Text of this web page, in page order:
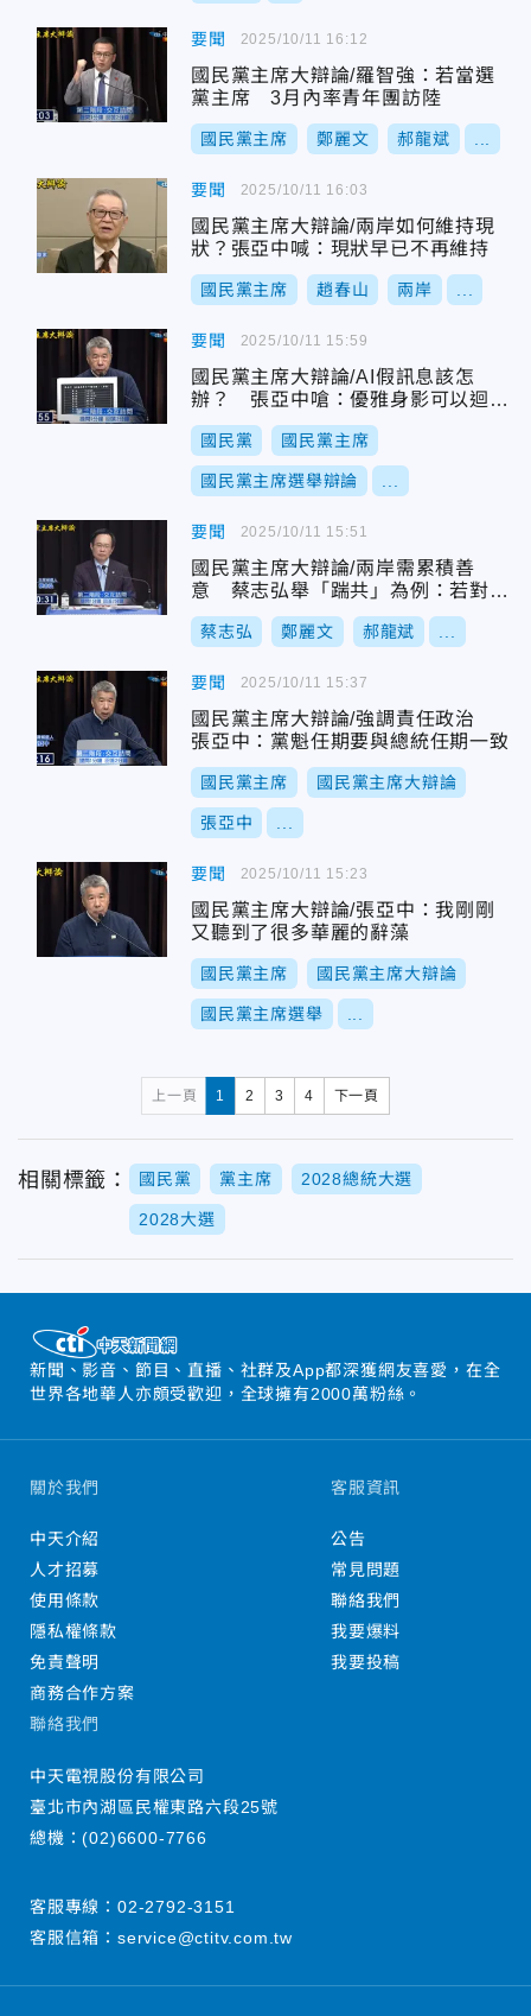
要聞
國民黨主席大辯論/羅智強：若當選
黨主席 3月內率青年團訪陸
國民黨主席 鄭麗文 郝龍斌
2025/10/11 16:12
要聞
國民黨主席大辯論/兩岸如何維持現
狀？張亞中喊：現狀早已不再維持
國民黨主席 趙春山 兩岸
2025/10/11 16:03
要聞
國民黨主席大辯論/AI假訊息該怎
辦？ 張亞中嗆：優雅身影可以迴避
邪惡嗎？
國民黨 國民黨主席
國民黨主席選舉辯論
2025/10/11 15:59
要聞
國民黨主席大辯論/兩岸需累積善
意 蔡志弘舉「踹共」為例：若對岸
「踹台」大家怎麼想
蔡志弘 鄭麗文 郝龍斌
2025/10/11 15:51
要聞
國民黨主席大辯論/強調責任政治
張亞中：黨魁任期要與總統任期一致
國民黨主席 國民黨主席大辯論
張亞中
2025/10/11 15:37
要聞
國民黨主席大辯論/張亞中：我剛剛
又聽到了很多華麗的辭藻
國民黨主席 國民黨主席大辯論
國民黨主席選舉
2025/10/11 15:23
上一頁 1 2 3 4 下一頁
相關標籤： 國民黨 黨主席 2028總統大選
2028大選
新聞、影音、節目、直播、社群及App都深獲網友喜愛，在全
世界各地華人亦頗受歡迎，全球擁有2000萬粉絲。
關於我們
中天介紹
人才招募
使用條款
隱私權條款
免責聲明
商務合作方案
客服資訊
公告
常見問題
聯絡我們
我要爆料
我要投稿
聯絡我們
中天電視股份有限公司
臺北市內湖區民權東路六段25號
總機：(02)6600-7766
客服專線： 02-2792-3151
客服信箱： service@ctitv.com.tw